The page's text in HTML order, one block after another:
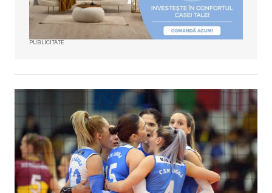
PUBLICITATE